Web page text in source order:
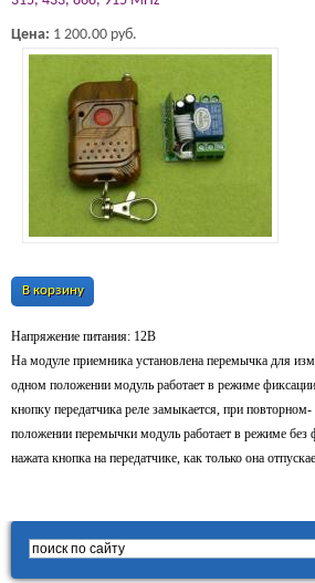
Цена: 1 200.00 руб.
В корзину
Напряжение питания: 12В
На модуле приемника установлена перемычка для
одном положении модуль работает в режиме
кнопку передатчика реле замыкается, при
положении перемычки модуль работает в режиме без
нажата кнопка на передатчике, как только она